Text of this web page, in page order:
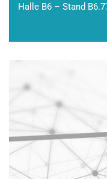
Halle B6 – Stand